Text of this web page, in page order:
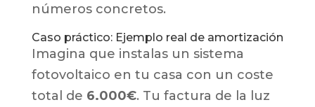
números concretos.
Caso práctico: Ejemplo real de amortización
Imagina que instalas un sistema
fotovoltaico en tu casa con un coste
total de 6.000€. Tu factura de la luz